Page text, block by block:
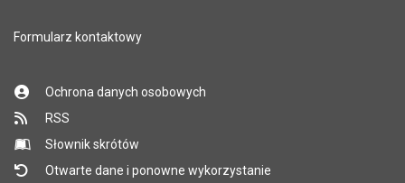
Formularz kontaktowy
Ochrona danych osobowych
RSS
Słownik skrótów
Otwarte dane i ponowne wykorzystanie